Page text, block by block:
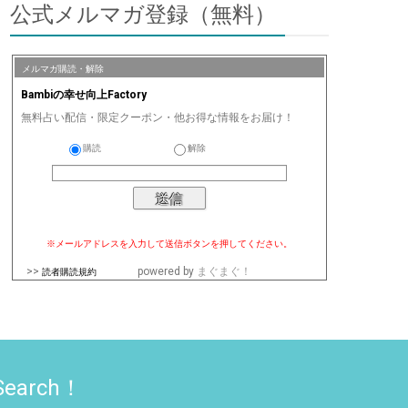
公式メルマガ登録（無料）
メルマガ購読・解除
Bambiの幸せ向上Factory
無料占い配信・限定クーポン・他お得な情報をお届け！
購読 解除
※メールアドレスを入力して送信ボタンを押してください。
>> 読者購読規約 powered by まぐまぐ！
！